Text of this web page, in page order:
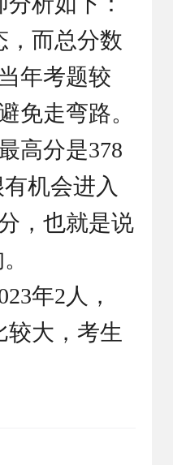
，而总分数
年考题较
免走弯路。
高分是378
机会进入
，也就是说
年2人，
较大，考生